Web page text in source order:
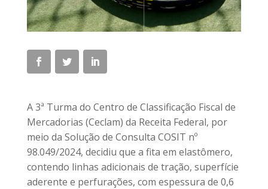
A 3ª Turma do Centro de Classificação Fiscal de
Mercadorias (Ceclam) da Receita Federal, por
meio da Solução de Consulta COSIT nº
98.049/2024, decidiu que a fita em elastômero,
contendo linhas adicionais de tração, superfície
aderente e perfurações, com espessura de 0,6